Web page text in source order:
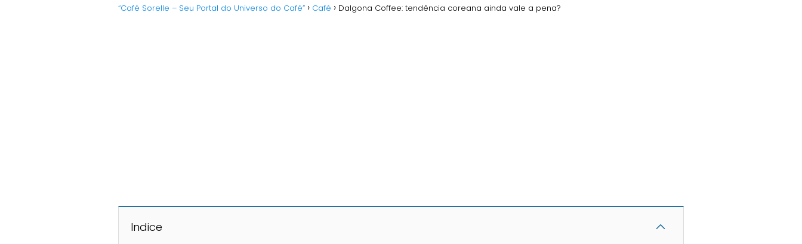
“Café Sorelle – Seu Portal do Universo do Café” Café Dalgona Coffee: tendência coreana ainda vale a pena?
Indice